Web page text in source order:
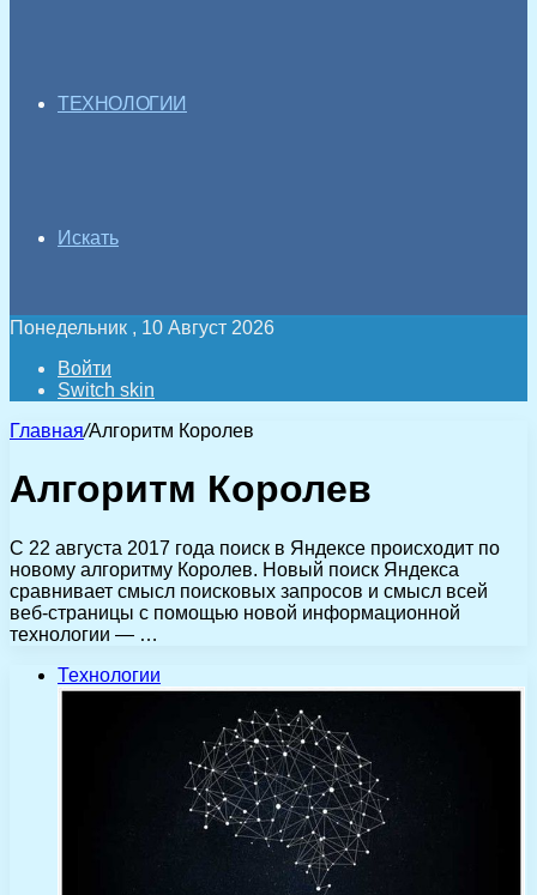
ТЕХНОЛОГИИ
Искать
Понедельник , 10 Август 2026
Войти
Switch skin
Главная/Алгоритм Королев
Алгоритм Королев
С 22 августа 2017 года поиск в Яндексе происходит по
новому алгоритму Королев. Новый поиск Яндекса
сравнивает смысл поисковых запросов и смысл всей
веб-страницы с помощью новой информационной
технологии — …
Технологии